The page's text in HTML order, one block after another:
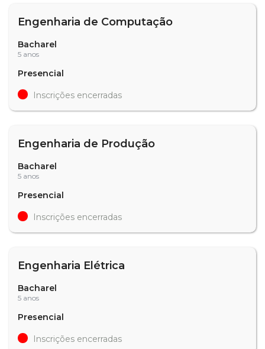
Engenharia de Computação
Bacharel
5 anos
Presencial
Inscrições encerradas
Engenharia de Produção
Bacharel
5 anos
Presencial
Inscrições encerradas
Engenharia Elétrica
Bacharel
5 anos
Presencial
Inscrições encerradas